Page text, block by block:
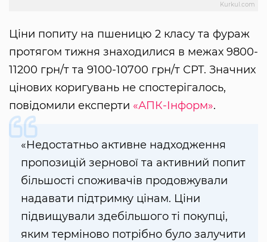
Kurkul.com
Ціни попиту на пшеницю 2 класу та фураж
протягом тижня знаходилися в межах 9800-
11200 грн/т та 9100-10700 грн/т СРТ. Значних
цінових коригувань не спостерігалось,
повідомили експерти «АПК-Інформ».
«Недостатньо активне надходження
пропозицій зернової та активний попит
більшості споживачів продовжували
надавати підтримку цінам. Ціни
підвищували здебільшого ті покупці,
яким терміново потрібно було залучити